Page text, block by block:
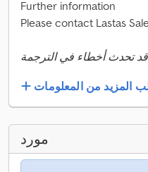
Further information
Please contact Lastas
المزيد من المعلومات
مورد